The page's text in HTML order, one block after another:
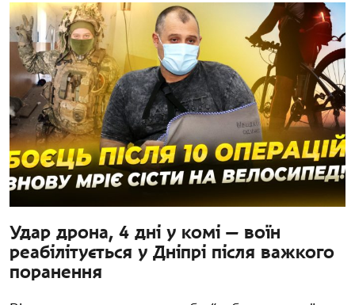
Удар дрона, 4 дні у комі — воїн
реабілітується у Дніпрі після важкого
поранення